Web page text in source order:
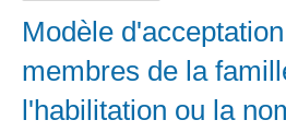
Modèle
membres de la
l'habilitation ou la